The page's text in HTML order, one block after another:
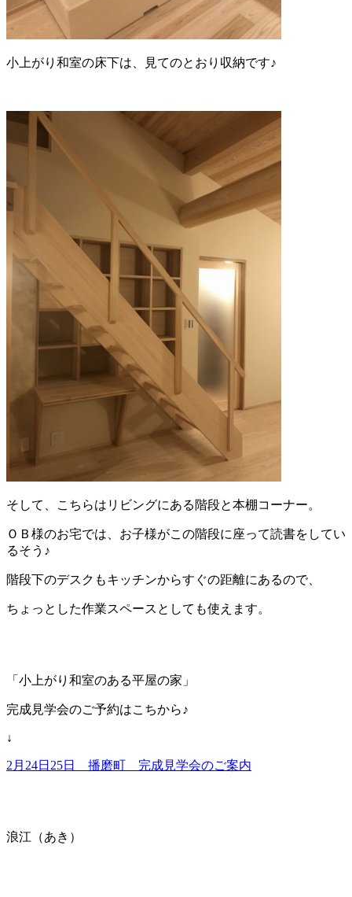
小上がり和室の床下は、見てのとおり収納です♪
そして、こちらはリビングにある階段と本棚コーナー。
ＯＢ様のお宅では、お子様がこの階段に座って読書をしてい
るそう♪
階段下のデスクもキッチンからすぐの距離にあるので、
ちょっとした作業スペースとしても使えます。
「小上がり和室のある平屋の家」
完成見学会のご予約はこちから♪
↓
2月24日25日 播磨町 完成見学会のご案内
浪江（あき）